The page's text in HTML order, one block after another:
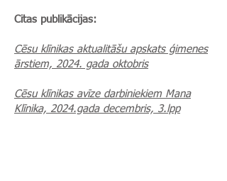
Citas publikācijas:
Cēsu klīnikas aktualitāšu apskats ģimenes
ārstiem, 2024. gada oktobris
Cēsu klīnikas avīze darbiniekiem Mana
Klīnika, 2024.gada decembris, 3.lpp